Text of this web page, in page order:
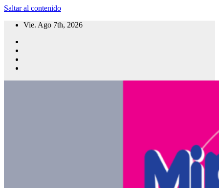
Saltar al contenido
Vie. Ago 7th, 2026